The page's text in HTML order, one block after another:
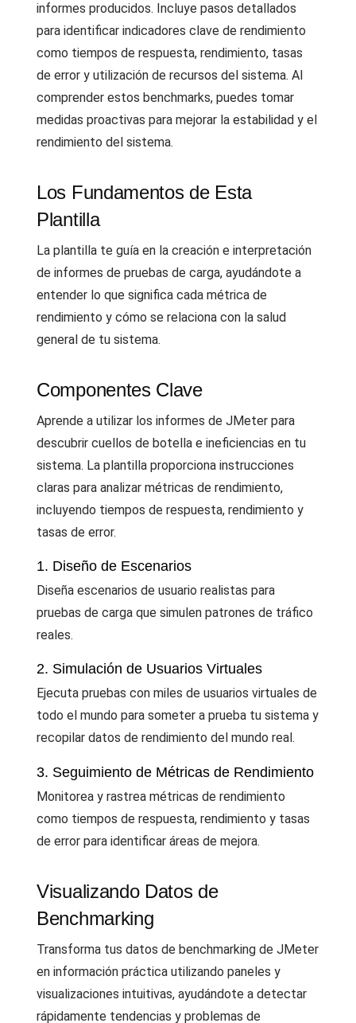
informes producidos. Incluye pasos detallados
para identificar indicadores clave de rendimiento
como tiempos de respuesta, rendimiento, tasas
de error y utilización de recursos del sistema. Al
comprender estos benchmarks, puedes tomar
medidas proactivas para mejorar la estabilidad y el
rendimiento del sistema.
Los Fundamentos de Esta
Plantilla
La plantilla te guía en la creación e interpretación
de informes de pruebas de carga, ayudándote a
entender lo que significa cada métrica de
rendimiento y cómo se relaciona con la salud
general de tu sistema.
Componentes Clave
Aprende a utilizar los informes de JMeter para
descubrir cuellos de botella e ineficiencias en tu
sistema. La plantilla proporciona instrucciones
claras para analizar métricas de rendimiento,
incluyendo tiempos de respuesta, rendimiento y
tasas de error.
1. Diseño de Escenarios
Diseña escenarios de usuario realistas para
pruebas de carga que simulen patrones de tráfico
reales.
2. Simulación de Usuarios Virtuales
Ejecuta pruebas con miles de usuarios virtuales de
todo el mundo para someter a prueba tu sistema y
recopilar datos de rendimiento del mundo real.
3. Seguimiento de Métricas de Rendimiento
Monitorea y rastrea métricas de rendimiento
como tiempos de respuesta, rendimiento y tasas
de error para identificar áreas de mejora.
Visualizando Datos de
Benchmarking
Transforma tus datos de benchmarking de JMeter
en información práctica utilizando paneles y
visualizaciones intuitivas, ayudándote a detectar
rápidamente tendencias y problemas de